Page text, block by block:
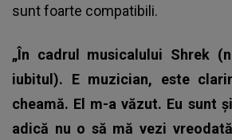
sunt foarte compatibili.
„În cadrul musicalului Shrek
iubitul). E muzician, este
cheamă. El m-a văzut. Eu sunt
adică nu o să mă vezi